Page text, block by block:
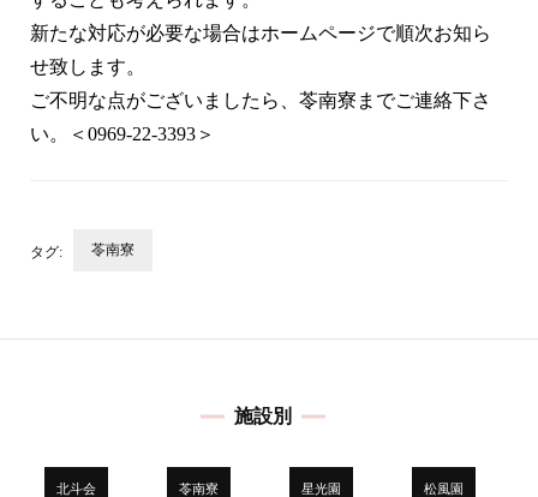
新たな対応が必要な場合はホームページで順次お知ら
せ致します。
ご不明な点がございましたら、苓南寮までご連絡下さ
い。＜0969-22-3393＞
タグ: 苓南寮
ー
施設別
北斗会 苓南寮 星光園 松風園